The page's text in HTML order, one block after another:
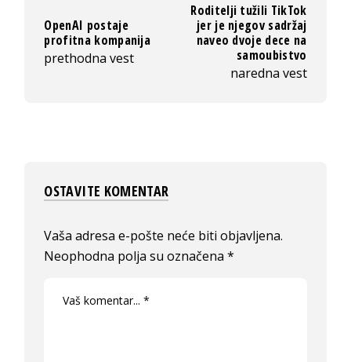
OpenAI postaje
profitna kompanija
prethodna vest
Roditelji tužili TikTok
jer je njegov sadržaj
naveo dvoje dece na
samoubistvo
naredna vest
OSTAVITE KOMENTAR
Vaša adresa e-pošte neće biti objavljena.
Neophodna polja su označena*